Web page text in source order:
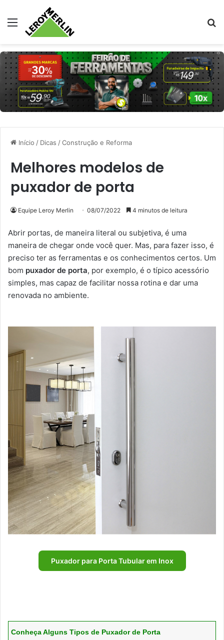
Menu
Início / Dicas /Construção e Reforma
Melhores modelos de
puxador de porta
Equipe Leroy Merlin 08/07/2022 4 minutos de leitura
Abrir portas, de maneira literal ou subjetiva, é uma
maneira de chegar onde você quer. Mas, para fazer isso, é
preciso ter as ferramentas e os conhecimentos certos. Um
bom puxador de porta, por exemplo, é o típico acessório
simples, mas capaz de facilitar nossa rotina e dar uma
renovada no ambiente.
Puxador para Porta Tubular em Inox
Conheça Alguns Tipos de Puxador de Porta